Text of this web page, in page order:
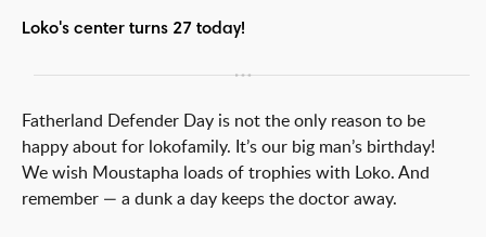
Loko's center turns 27 today!
Fatherland Defender Day is not the only reason to be
happy about for lokofamily. It’s our big man’s birthday!
We wish Moustapha loads of trophies with Loko. And
remember — a dunk a day keeps the doctor away.